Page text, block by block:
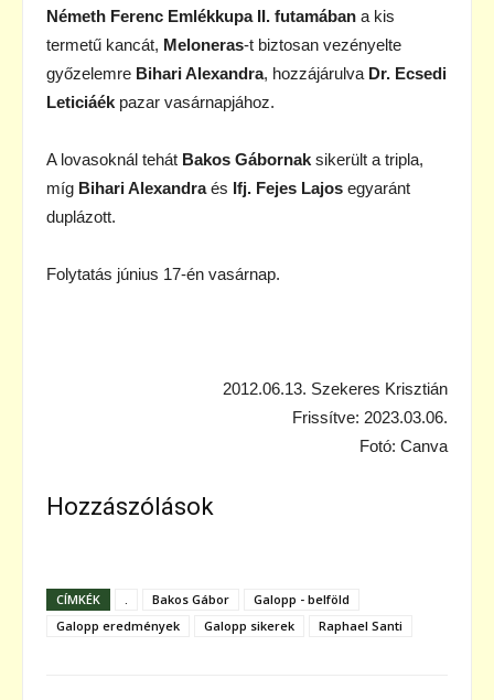
Németh Ferenc Emlékkupa II. futamában a kis
termetű kancát, Meloneras-t biztosan vezényelte
győzelemre Bihari Alexandra, hozzájárulva Dr. Ecsedi
Leticiáék pazar vasárnapjához.
A lovasoknál tehát Bakos Gábornak sikerült a tripla,
míg Bihari Alexandraés Ifj. Fejes Lajos egyaránt
duplázott.
Folytatás június 17-én vasárnap.
2012.06.13. Szekeres Krisztián
Frissítve: 2023.03.06.
Fotó: Canva
Hozzászólások
CÍMKÉK Bakos Gábor
Galopp - belföld
Galopp eredmények
Galopp sikerek Raphael Santi